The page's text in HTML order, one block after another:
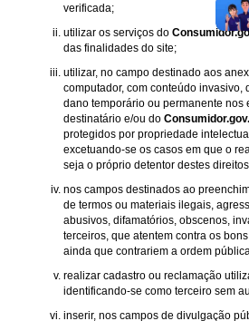
verificada;
utilizar os serviços do
das finalidades do site;
utilizar, no campo destinado aos
computador, com conteúdo invasivo,
dano temporário ou permanente nos
destinatário e/ou do
protegidos por propriedade
excetuando-se os casos em que o
seja o próprio detentor destes
nos campos destinados ao
de termos ou materiais ilegais,
abusivos, difamatórios, obscenos,
terceiros, que atentem contra os
ainda que contrariem a ordem
realizar cadastro ou reclamação
identificando-se como terceiro sem
inserir, nos campos de divulgação